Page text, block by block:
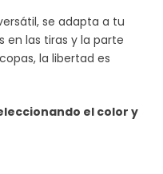
se adapta a tu
en las tiras y la parte
la libertad es
el color y